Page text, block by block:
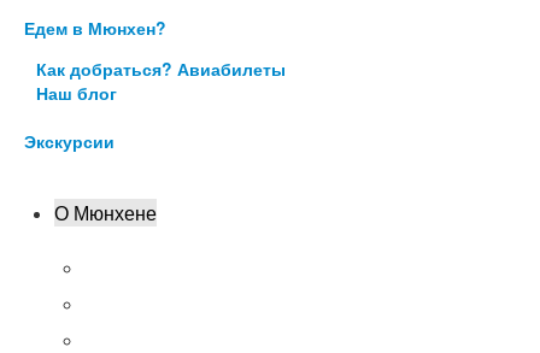
Едем в Мюнхен?
Как добраться? Авиабилеты
Наш блог
Экскурсии
О Мюнхене